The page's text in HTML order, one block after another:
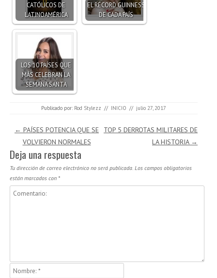
CATÓLICOS DE
LATINOAMÉRICA
EL RÉCORD GUINNESS
DE CADA PAÍS
LOS 10 PAÍSES QUE
MÁS CELEBRAN LA
SEMANA SANTA
Publicado por: Rod Stylezz // INICIO // julio 27, 2017
Navegación de entradas
← PAÍSES POTENCIA QUE SE
VOLVIERON NORMALES
TOP 5 DERROTAS MILITARES DE
LA HISTORIA →
Deja una respuesta
Tu dirección de correo electrónico no será publicada. Los campos obligatorios
están marcados con *